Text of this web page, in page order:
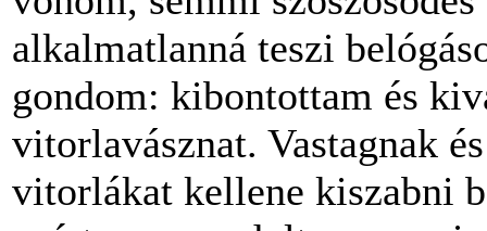
alkalmatlanná teszi
gondom: kibontottam és
vitorlavásznat. Vastagnak
vitorlákat kellene kiszabni